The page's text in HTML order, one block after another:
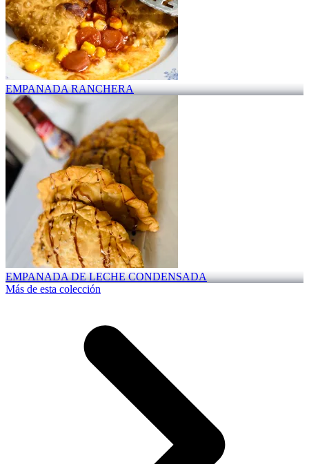
EMPANADA RANCHERA
EMPANADA DE LECHE CONDENSADA
Más de esta colección